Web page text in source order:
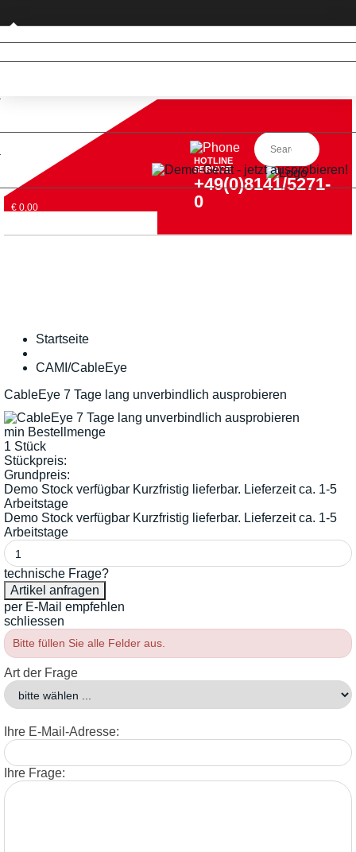
Privatkunde (nur DE)
€ 0,00
HOTLINE
SERVICE
+49(0)8141/5271-
0
Startseite
CAMI/CableEye
CableEye 7 Tage lang unverbindlich ausprobieren
min Bestellmenge
1 Stück
Stückpreis:
Grundpreis:
Demo Stock verfügbar Kurzfristig lieferbar. Lieferzeit ca. 1-5
Arbeitstage
Demo Stock verfügbar Kurzfristig lieferbar. Lieferzeit ca. 1-5
Arbeitstage
technische Frage?
per E-Mail empfehlen
schliessen
Bitte füllen Sie alle Felder aus.
Art der Frage
Ihre E-Mail-Adresse:
Ihre Frage: